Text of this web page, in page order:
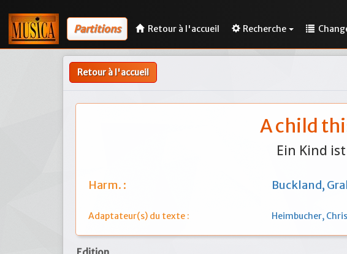
Partitions Retour à l'accueil Recherche
Retour à l'accueil
A child
Ein Kind
Harm. : Buckland,
Adaptateur(s) du texte : Heimbucher,